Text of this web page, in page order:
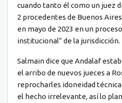
cuando tanto él como un juez
2 procedentes de Buenos
en mayo de 2023 en un
institucional” de la jurisdicción.
Salmain dice que Andalaf
el arribo de nuevos jueces a
reprocharles idoneidad
el hecho irrelevante, así lo